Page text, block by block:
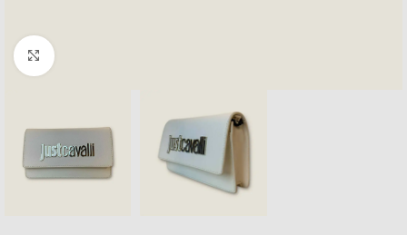
Κλικ για μεγέθυνση